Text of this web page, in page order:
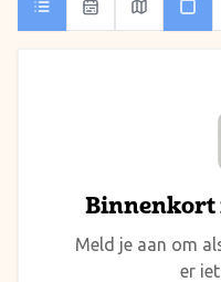
Binnenkort
Meld je aan om
er